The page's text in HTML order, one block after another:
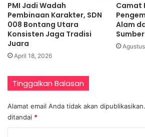
PMI Jadi Wadah
Pembinaan Karakter, SDN
008 Bontang Utara
Konsisten Jaga Tradisi
Juara
April 18, 2026
Camat
Alam
Tinggalkan Balasan
Alamat email Anda tidak akan dipublikasikan.
ditandai *